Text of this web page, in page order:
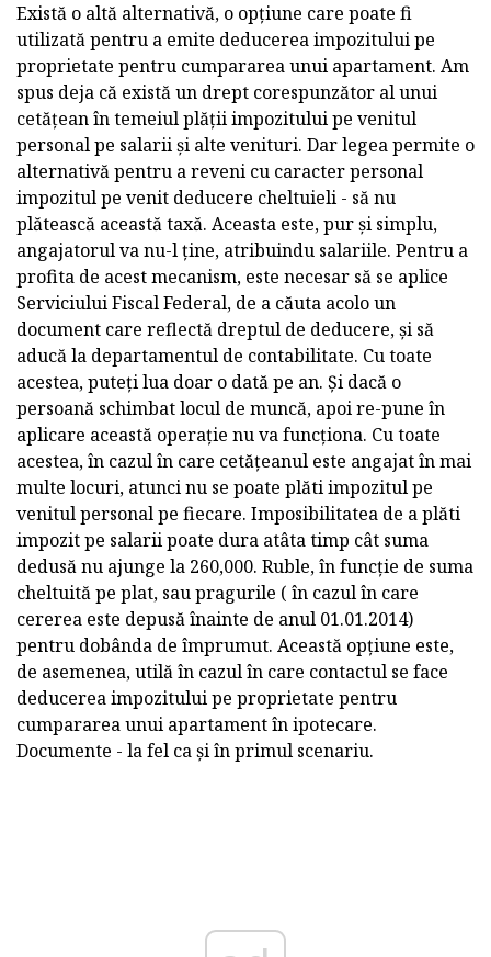
Există o altă alternativă, o opțiune care poate fi
utilizată pentru a emite deducerea impozitului pe
proprietate pentru cumpararea unui apartament. Am
spus deja că există un drept corespunzător al unui
cetățean în temeiul plății impozitului pe venitul
personal pe salarii și alte venituri. Dar legea permite o
alternativă pentru a reveni cu caracter personal
impozitul pe venit deducere cheltuieli - să nu
plătească această taxă. Aceasta este, pur și simplu,
angajatorul va nu-l ține, atribuindu salariile. Pentru a
profita de acest mecanism, este necesar să se aplice
Serviciului Fiscal Federal, de a căuta acolo un
document care reflectă dreptul de deducere, și să
aducă la departamentul de contabilitate. Cu toate
acestea, puteți lua doar o dată pe an. Și dacă o
persoană schimbat locul de muncă, apoi re-pune în
aplicare această operație nu va funcționa. Cu toate
acestea, în cazul în care cetățeanul este angajat în mai
multe locuri, atunci nu se poate plăti impozitul pe
venitul personal pe fiecare. Imposibilitatea de a plăti
impozit pe salarii poate dura atâta timp cât suma
dedusă nu ajunge la 260,000. Ruble, în funcție de suma
cheltuită pe plat, sau pragurile ( în cazul în care
cererea este depusă înainte de anul 01.01.2014)
pentru dobânda de împrumut. Această opțiune este,
de asemenea, utilă în cazul în care contactul se face
deducerea impozitului pe proprietate pentru
cumpararea unui apartament în ipotecare.
Documente - la fel ca și în primul scenariu.